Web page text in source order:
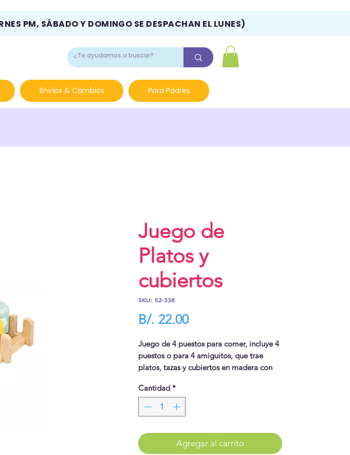
PM, SÁBADO Y DOMINGO SE DESPACHAN EL LUNES)
Envíos & Cambios Para Padres
Juego de
Platos y
cubiertos
SKU: 52-338
B/. 22.00Precio
Juego de 4 puestos para comer, incluye 4
puestos o para 4 amiguitos, que trae
platos, tazas y cubiertos en madera con
A servir la mesa!
Cantidad *
Agregar al carrito